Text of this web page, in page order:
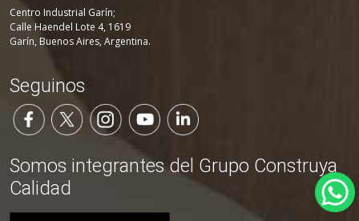
Centro Industrial Garín;
Calle Haendel Lote 4, 1619
Garín, Buenos Aires, Argentina.
Seguinos
Somos integrantes del Grupo Construya
Calidad